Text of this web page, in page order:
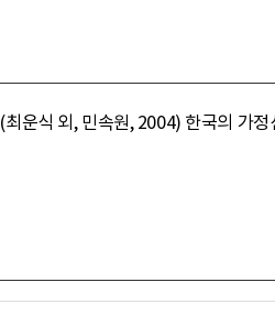
운식 외, 민속원, 2004) 한국의 가